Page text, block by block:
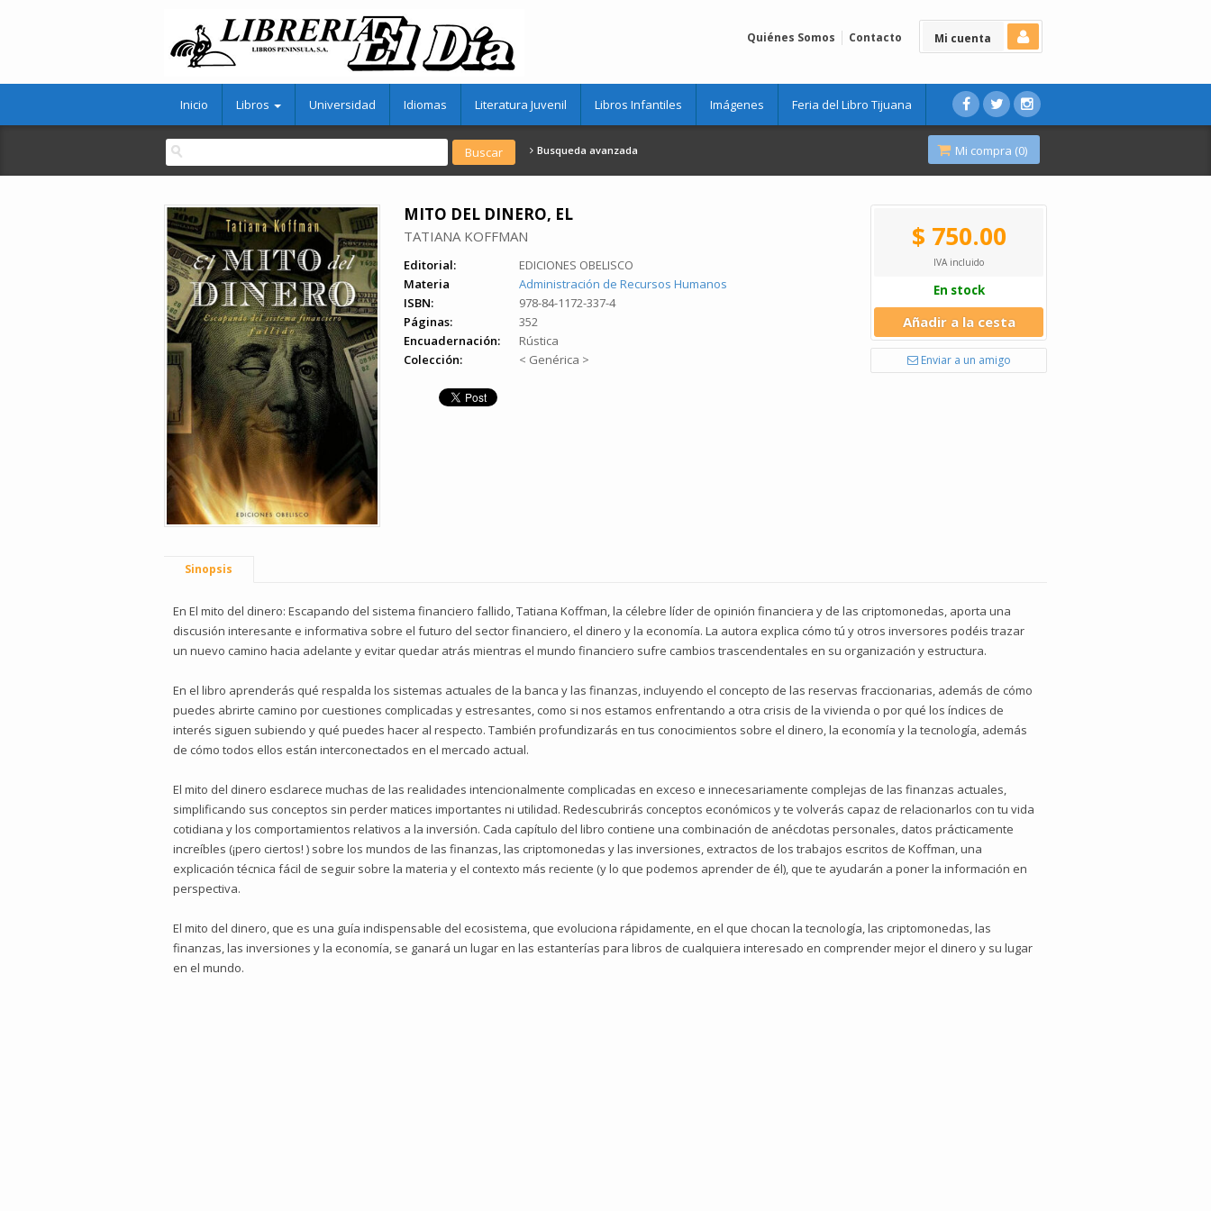
Mi cuenta
Quiénes Somos Contacto
Inicio Libros Universidad Idiomas Literatura Juvenil Libros Infantiles Imágenes Feria del Libro Tijuana
Busqueda avanzada Mi compra (0)
MITO DEL DINERO, EL
TATIANA KOFFMAN
Editorial:
EDICIONES OBELISCO
Materia
Administración de Recursos Humanos
ISBN:
978-84-1172-337-4
Páginas:
352
Encuadernación:
Rústica
Colección:
< Genérica >
$ 750.00
IVA incluido
En stock
Añadir a la cesta
Enviar a un amigo
Sinopsis
En El mito del dinero: Escapando del sistema financiero fallido, Tatiana Koffman, la célebre líder de opinión financiera y de las criptomonedas, aporta una
discusión interesante e informativa sobre el futuro del sector financiero, el dinero y la economía. La autora explica cómo tú y otros inversores podéis trazar
un nuevo camino hacia adelante y evitar quedar atrás mientras el mundo financiero sufre cambios trascendentales en su organización y estructura.
En el libro aprenderás qué respalda los sistemas actuales de la banca y las finanzas, incluyendo el concepto de las reservas fraccionarias, además de cómo
puedes abrirte camino por cuestiones complicadas y estresantes, como si nos estamos enfrentando a otra crisis de la vivienda o por qué los índices de
interés siguen subiendo y qué puedes hacer al respecto. También profundizarás en tus conocimientos sobre el dinero, la economía y la tecnología, además
de cómo todos ellos están interconectados en el mercado actual.
El mito del dinero esclarece muchas de las realidades intencionalmente complicadas en exceso e innecesariamente complejas de las finanzas actuales,
simplificando sus conceptos sin perder matices importantes ni utilidad. Redescubrirás conceptos económicos y te volverás capaz de relacionarlos con tu vida
cotidiana y los comportamientos relativos a la inversión. Cada capítulo del libro contiene una combinación de anécdotas personales, datos prácticamente
increíbles (¡pero ciertos! ) sobre los mundos de las finanzas, las criptomonedas y las inversiones, extractos de los trabajos escritos de Koffman, una
explicación técnica fácil de seguir sobre la materia y el contexto más reciente (y lo que podemos aprender de él), que te ayudarán a poner la información en
perspectiva.
El mito del dinero, que es una guía indispensable del ecosistema, que evoluciona rápidamente, en el que chocan la tecnología, las criptomonedas, las
finanzas, las inversiones y la economía, se ganará un lugar en las estanterías para libros de cualquiera interesado en comprender mejor el dinero y su lugar
en el mundo.